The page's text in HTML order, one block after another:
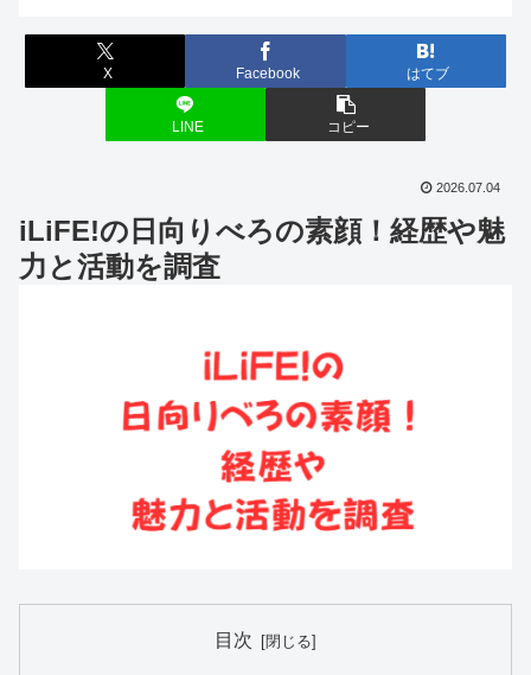
X Facebook はてブ
LINE コピー
2026.07.04
iLiFE!の日向りべろの素顔！経歴や魅
力と活動を調査
目次